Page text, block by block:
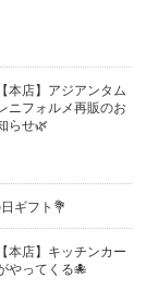
【本店】アジアンタム
ニフォルメ再販のお
らせ🌿
ギフト💐
【本店】キッチンカー
やってくる🐙